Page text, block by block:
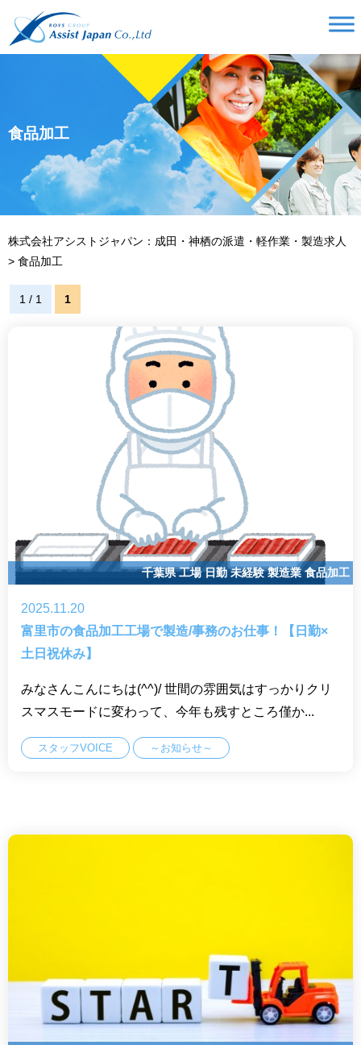
食品加工
株式会社アシストジャパン：成田・神栖の派遣・軽作業・製造求人
> 食品加工
1 / 1 1
千葉県工場日勤未経験製造業食品加工
2025.11.20
富里市の食品加工工場で製造/事務のお仕事！【日勤×
土日祝休み】
みなさんこんにちは(^^)/ 世間の雰囲気はすっかりクリ
スマスモードに変わって、今年も残すところ僅か...
スタッフVOICE ～お知らせ～